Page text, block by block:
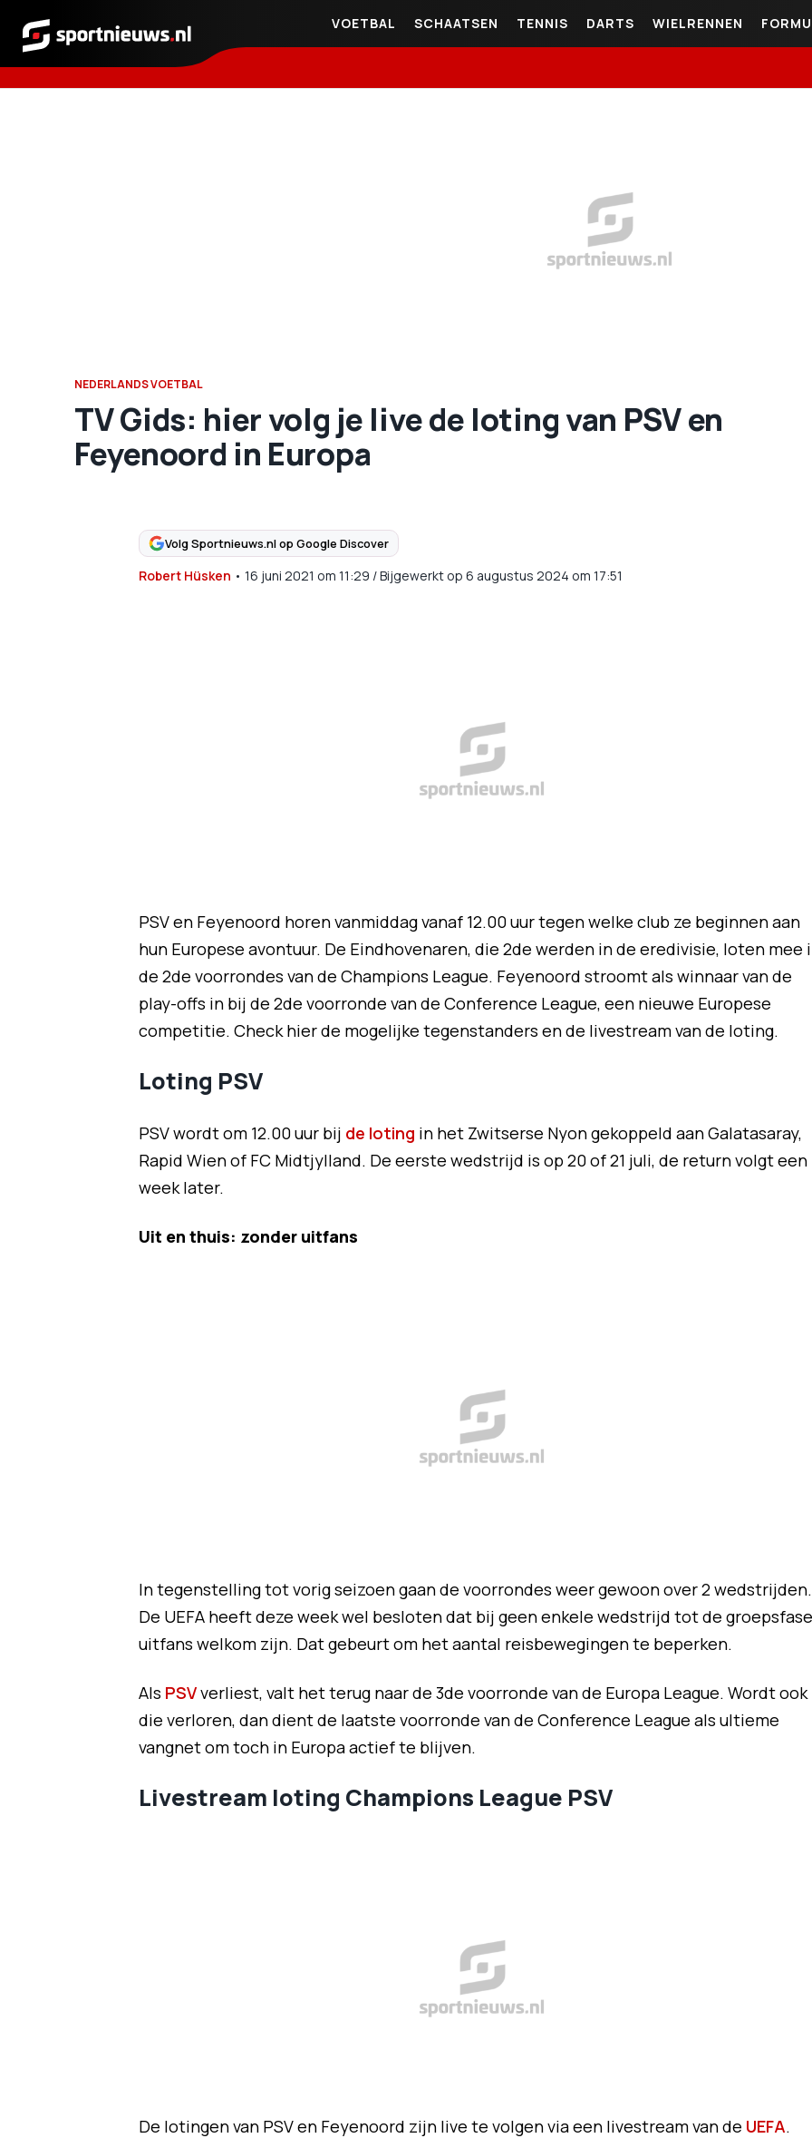
Sportnieuws.nl
VOETBAL SCHAATSEN TENNIS DARTS WIELRENNEN
NEDERLANDS VOETBAL
TV Gids: hier volg je live de loting van PSV en
Feyenoord in Europa
Volg Sportnieuws.nl op Google Discover
Robert Hüsken • 16 juni 2021 om 11:29 /Bijgewerkt op 6 augustus 2024 om 17:51
PSV en Feyenoord horen vanmiddag vanaf 12.00 uur tegen welke club ze beginnen aan
hun Europese avontuur. De Eindhovenaren, die 2de werden in de eredivisie, loten mee
de 2de voorrondes van de Champions League. Feyenoord stroomt als winnaar van de
play-offs in bij de 2de voorronde van de Conference League, een nieuwe Europese
competitie. Check hier de mogelijke tegenstanders en de livestream van de loting.
Loting PSV
PSV wordt om 12.00 uur bij de loting in het Zwitserse Nyon gekoppeld aan Galatasaray,
Rapid Wien of FC Midtjylland. De eerste wedstrijd is op 20 of 21 juli, de return volgt een
week later.
Uit en thuis: zonder uitfans
In tegenstelling tot vorig seizoen gaan de voorrondes weer gewoon over 2 wedstrijden.
De UEFA heeft deze week wel besloten dat bij geen enkele wedstrijd tot de
uitfans welkom zijn. Dat gebeurt om het aantal reisbewegingen te beperken.
Als PSVverliest, valt het terug naar de 3de voorronde van de Europa League. Wordt ook
die verloren, dan dient de laatste voorronde van de Conference League als ultieme
vangnet om toch in Europa actief te blijven.
Livestream loting Champions League PSV
De lotingen van PSV en Feyenoord zijn live te volgen via een livestream van de UEFA.